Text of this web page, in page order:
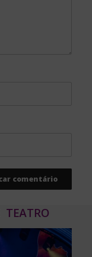
TEATRO